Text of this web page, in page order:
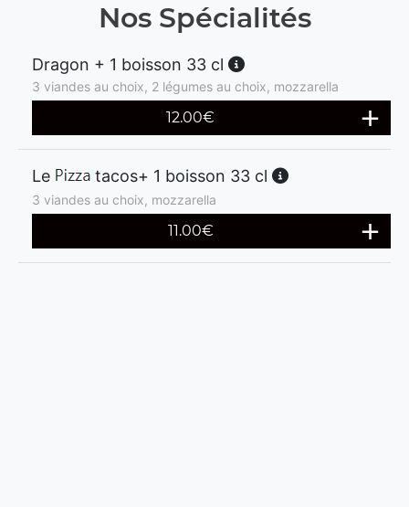
Nos Spécialités
Dragon + 1 boisson 33 cl
3 viandes au choix, 2 légumes au choix, mozzarella
12.00€
Le tacos+ 1 boisson 33 cl
3 viandes au choix, mozzarella
11.00€